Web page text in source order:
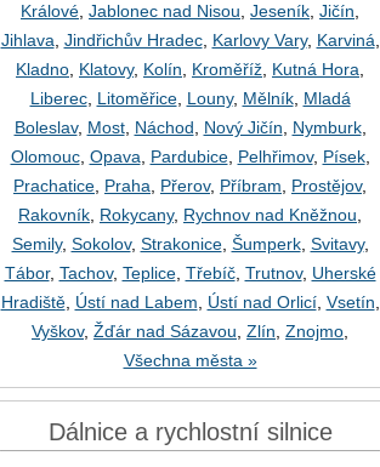
Králové Jablonec nad Nisou Jeseník Jičín
Jihlava Jindřichův Hradec, Karlovy Vary, Karviná
Kladno Klatovy, Kolín Kroměříž Kutná Hora
Liberec, Litoměřice, Louny, Mělník, Mladá
Boleslav, Most, Náchod Nový Jičín Nymburk,
Olomouc, Opava Pardubice, Pelhřimov, Písek,
Prachatice Praha Přerov, Příbram Prostějov,
Rakovník Rokycany, Rychnov nad Kněžnou
Semily, Sokolov, Strakonice, Šumperk, Svitavy,
Tábor, Tachov, Teplice, Třebíč, Trutnov, Uherské
Hradiště, Ústí nad Labem Ústí nad Orlicí, Vsetín
Vyškov, Žďár nad Sázavou Zlín Znojmo
Všechna města »
Dálnice a rychlostní silnice